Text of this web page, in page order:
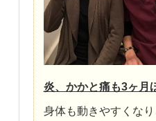
炎、かかと痛も3ヶ月
身体も動きやすくな